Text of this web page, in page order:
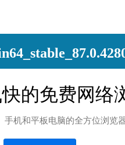
的免费网络
手机和平板电脑的全方位浏览